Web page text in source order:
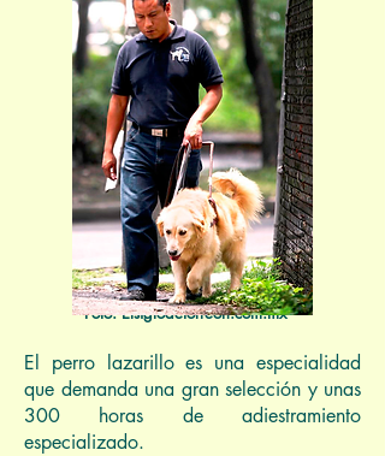
Foto: Elsiglodetorreon.com.mx
El perro lazarillo es una especialidad
que demanda una gran selección y unas
300 horas de adiestramiento
especializado.